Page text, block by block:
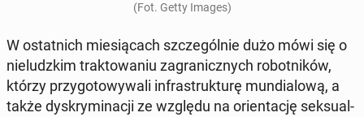
(Fot. Getty Images)
W ostat­nich mie­sią­cach szcze­gól­nie dużo mówi się o
nie­ludz­kim trak­to­wa­niu za­gra­nicz­nych ro­bot­ni­ków,
którzy przy­go­to­wy­wa­li in­fra­struk­tu­rę mun­dia­lo­wą, a
także dys­kry­mi­na­cji ze względu na orien­ta­cję sek­su­al­